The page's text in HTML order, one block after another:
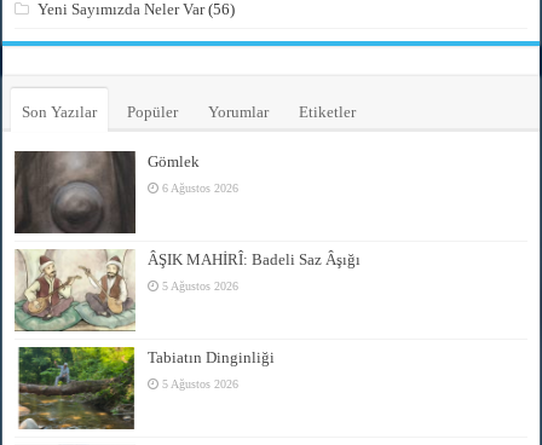
Yeni Sayımızda Neler Var(56)
Son Yazılar Popüler Yorumlar Etiketler
Gömlek
6 Ağustos 2026
ÂŞIK MAHİRÎ: Badeli Saz Âşığı
5 Ağustos 2026
Tabiatın Dinginliği
5 Ağustos 2026